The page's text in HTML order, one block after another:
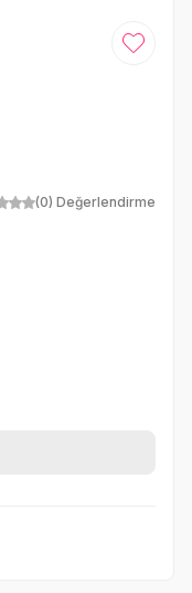
Favoriye
(0) Değerlendirme